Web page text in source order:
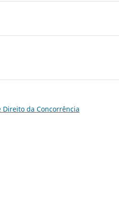
Direito da Concorrência